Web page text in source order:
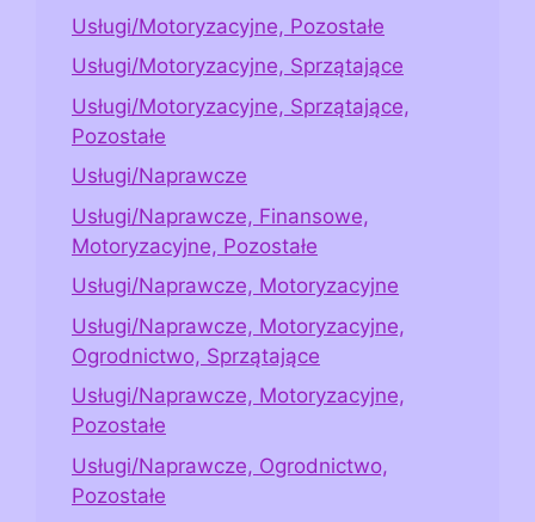
Usługi/Motoryzacyjne, Pozostałe
Usługi/Motoryzacyjne, Sprzątające
Usługi/Motoryzacyjne, Sprzątające,
Pozostałe
Usługi/Naprawcze
Usługi/Naprawcze, Finansowe,
Motoryzacyjne, Pozostałe
Usługi/Naprawcze, Motoryzacyjne
Usługi/Naprawcze, Motoryzacyjne,
Ogrodnictwo, Sprzątające
Usługi/Naprawcze, Motoryzacyjne,
Pozostałe
Usługi/Naprawcze, Ogrodnictwo,
Pozostałe